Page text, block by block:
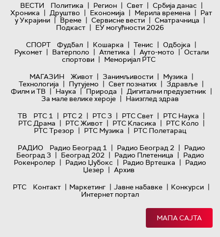
ВЕСТИ Политика | Регион | Свет | Србија данас |
Хроника | Друштво | Економија | Мерила времена | Рат
у Украјини | Време | Сервисне вести | Сматрачница |
Подкаст | ЕУ могућности 2026
СПОРТ
Фудбал | Кошарка | Тенис | Одбојка |
Рукомет | Ватерполо | Атлетика | Ауто-мото | Остали
спортови | Меморијал РТС
МАГАЗИН
Живот | Занимљивости | Музика |
Технологијa | Путујемо | Свет познатих | Здравље |
Филм и ТВ | Наука | Природа | Дигитални предузетник |
За мале велике хероје | Наизглед здрав
ТВ
РТС 1 | РТС 2 | РТС 3 | РТС Свет | РТС Наука |
РТС Драма | РТС Живот | РТС Класика | РТС Коло |
РТС Трезор | РТС Музика | РТС Полетарац
РАДИО
Радио Београд 1 | Радио Београд 2 | Радио
Београд 3 | Београд 202 | Радио Плетеница | Радио
Рокенролер | Радио Џубокс | Радио Вртешка | Радио
Џезер | Архив
РТС
Контакт | Маркетинг | Јавне набавке | Конкурси |
Интернет портал
МАПА САЈТА